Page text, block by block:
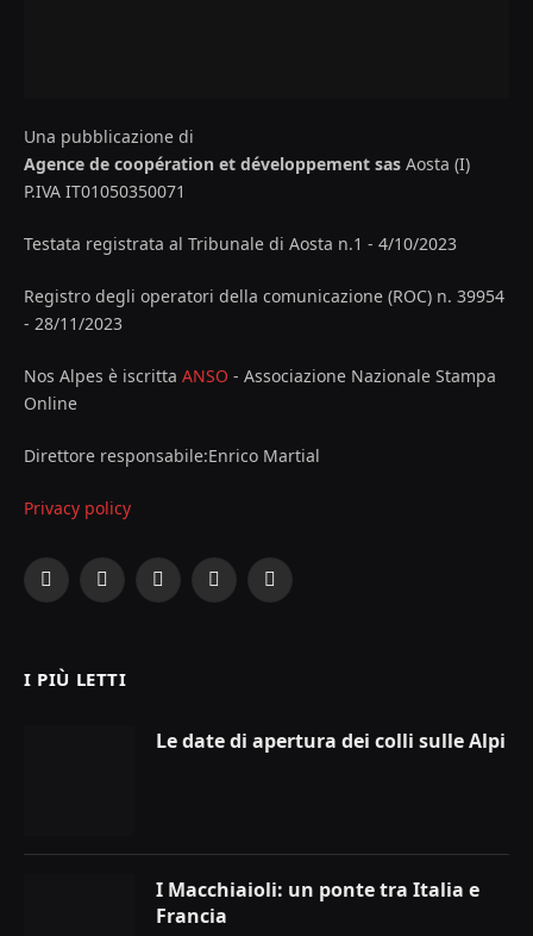
Una pubblicazione di
Agence de coopération et développement sas Aosta (I)
P.IVA IT01050350071
Testata registrata al Tribunale di Aosta n.1 - 4/10/2023
Registro degli operatori della comunicazione (ROC) n. 39954
- 28/11/2023
Nos Alpes è iscritta ANSO - Associazione Nazionale Stampa
Online
Direttore responsabile:Enrico Martial
Privacy policy
Facebook
X
InstagramYouTubeLinkedIn
I PIÙ LETTI
Le date di apertura dei colli sulle Alpi
I Macchiaioli: un ponte tra Italia e
Francia